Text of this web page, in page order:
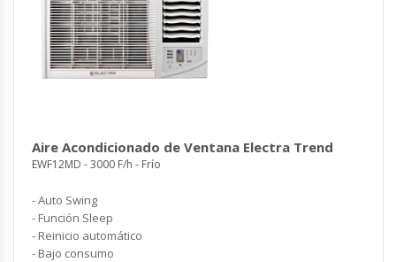
Aire Acondicionado de Ventana Electra Trend
EWF12MD - 3000 F/h - Frío
- Auto Swing
- Función Sleep
- Reinicio automático
- Bajo consumo